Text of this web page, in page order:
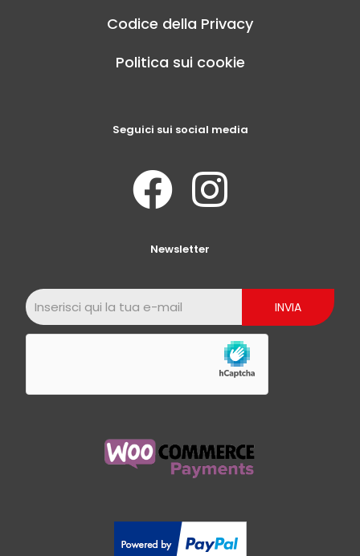
Codice della Privacy
Politica sui cookie
Seguici sui social media
Newsletter